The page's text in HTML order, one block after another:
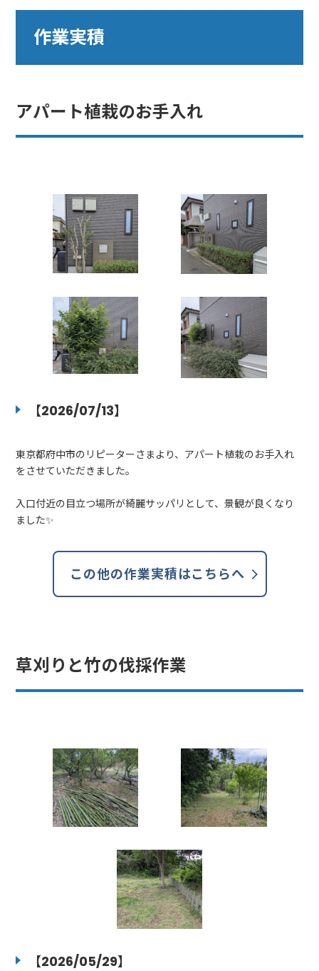
作業実積
アパート植栽のお手入れ
【2026/07/13】
東京都府中市のリピーターさまより、アパート植栽のお手入れ
をさせていただきました。
入口付近の目立つ場所が綺麗サッパリとして、景観が良くなり
ました✨️
この他の作業実積はこちらへ
草刈りと竹の伐採作業
【2026/05/29】